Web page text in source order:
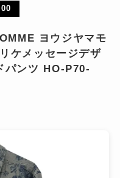
ヨウジヤマモ
ケメッセージデザ
パンツ HO-P70-